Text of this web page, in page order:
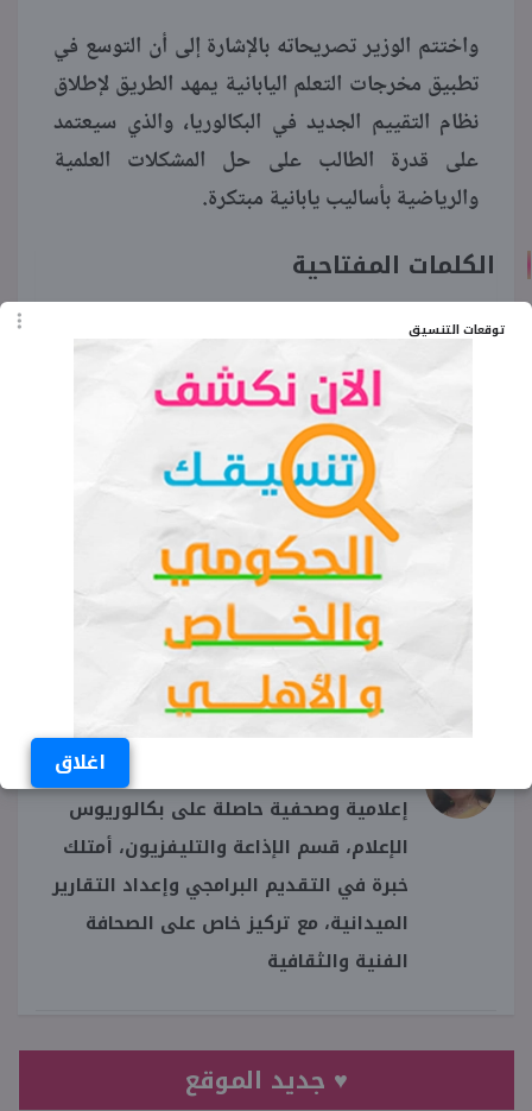
توقعات التنسيق
اغلاق
واختتم الوزير تصريحاته بالإشارة إلى أن التوسع في
تطبيق مخرجات التعلم اليابانية يمهد الطريق لإطلاق
نظام التقييم الجديد في البكالوريا، والذي سيعتمد
على قدرة الطالب على حل المشكلات العلمية
والرياضية بأساليب يابانية مبتكرة.
الكلمات المفتاحية
النظام الياباني في التعليم
وزارة التربية والتعليم محمد عبد اللطيف
مناهج العلوم والرياضيات
تطوير التعليم الثانوي
مخرجات التعلم اليابانية
إعلامية وصحفية حاصلة على بكالوريوس
الإعلام، قسم الإذاعة والتليفزيون، أمتلك
خبرة في التقديم البرامجي وإعداد التقارير
الميدانية، مع تركيز خاص على الصحافة
الفنية والثقافية
♥ جديد الموقع